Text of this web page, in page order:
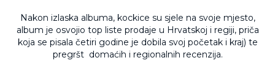
Nakon izlaska albuma, kockice su sjele na svoje mjesto,
album je osvojio top liste prodaje u Hrvatskoj i regiji, priča
koja se pisala četiri godine je dobila svoj početak i kraj) te
pregršt domaćih i regionalnih recenzija.